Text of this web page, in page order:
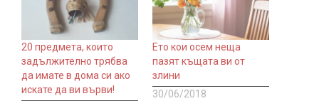
20 предмета, които
задължително трябва
да имате в дома си ако
искате да ви върви!
Ето кои осем неща
пазят къщата ви от
злини
30/06/2018